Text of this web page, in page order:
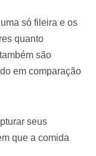
só fileira e os
quanto
são
em comparação
seus
que a comida